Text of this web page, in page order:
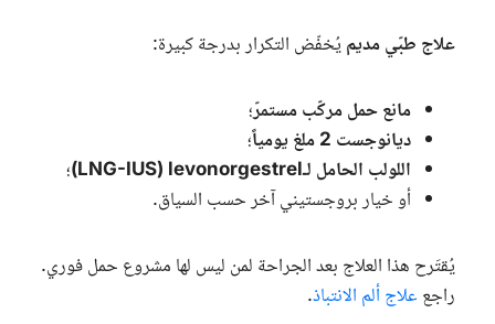
علاج طبّي مديميُخفّض التكرار بدرجة كبيرة:
مانع حمل مركّب مستمرّ؛
ديانوجست 2 ملغ يومياً
؛
اللولب الحامل لـlevonorgestrel
(
LNG-IUS
)؛
أو خيار بروجستيني آخر حسب السياق.
يُقتَرح هذا العلاج بعد الجراحة لمن ليس لها مشروع حمل فوري.
راجع علاج ألم الانتباذ.